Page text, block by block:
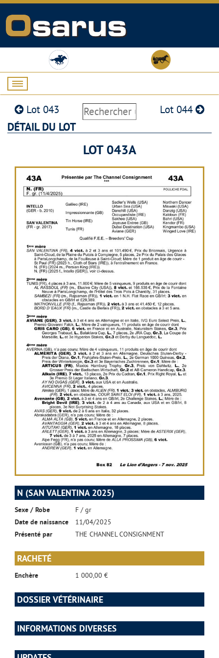
Lot 043 Lot 044
DÉTAIL DU LOT
LOT 043A
N (SAN VALENTINA 2025)
Sexe / Robe
F / gr
Date de naissance
11/04/2025
Présenté par
THE CHANNEL CONSIGNMENT
RACHETÉ
Enchère 1 000,00 €
DOSSIER VÉTÉRINAIRE
INFORMATIONS DIVERSES